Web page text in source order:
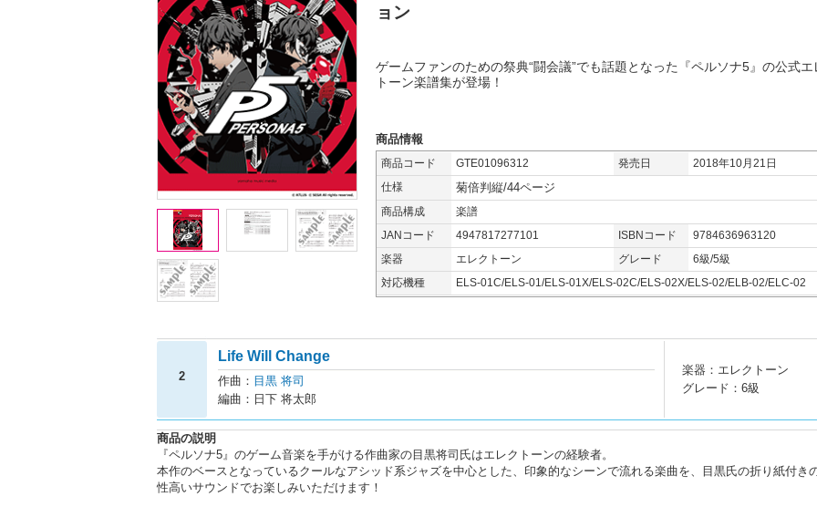
ョン
ゲームファンのための祭典“闘会議”でも話題となった『ペルソナ5』の公式エ
トーン楽譜集が登場！
商品情報
商品コード GTE01096312 発売日
2018年10月21日
仕様
菊倍判縦/44ページ
商品構成
楽譜
JANコード
4947817277101 ISBNコード
9784636963120
楽器
エレクトーン グレード
6級/5級
対応機種
ELS-01C/ELS-01/ELS-01X/ELS-02C/ELS-02X/ELS-02/ELB-02/ELC-02
2
Life Will Change
作曲： 目黒 将司
編曲：日下 将太郎
楽器：エレクトーン
グレード：6級
商品の説明
『ペルソナ5』のゲーム音楽を手がける作曲家の目黒将司氏はエレクトーンの経験者。
本作のベースとなっているクールなアシッド系ジャズを中心とした、印象的なシーンで流れる楽曲を、目黒氏の折り紙付き
性高いサウンドでお楽しみいただけます！